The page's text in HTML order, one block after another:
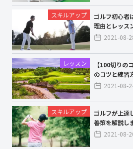
スキルアップ
ゴルフ初心者
理由とレッス
2021-08-
レッスン
【100切りの
のコツと練習
2021-08-
スキルアップ
ゴルフが上達
善策を解説し
2021-08-